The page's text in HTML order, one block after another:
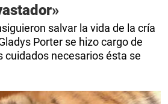
salvar la vida de la cría
Porter se hizo cargo de
cuidados necesarios ésta se